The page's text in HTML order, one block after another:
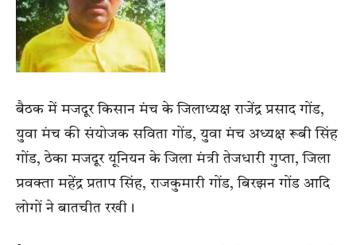
बैठक में मजदूर किसान मंच के जिलाध्यक्ष राजेंद्र प्रसाद गोंड,
युवा मंच की संयोजक सविता गोंड, युवा मंच अध्यक्ष रूबी सिंह
गोंड, ठेका मजदूर यूनियन के जिला मंत्री तेजधारी गुप्ता, जिला
प्रवक्ता महेंद्र प्रताप सिंह, राजकुमारी गोंड, बिरझन गोंड आदि
लोगों ने बातचीत रखी।